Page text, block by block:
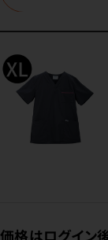
価格はログイン